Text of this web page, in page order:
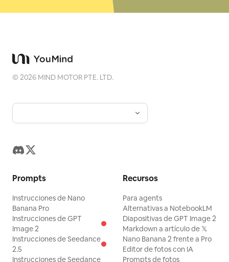
©2026 MIND MOTOR PTE. LTD.
Prompts
Instrucciones de Nano
Banana Pro
Instrucciones de GPT
Image 2
Instrucciones de Seedance
2.5
Instrucciones de Seedance
Recursos
Para agents
Alternativas a NotebookLM
Diapositivas de GPT Image 2
Markdown a artículo de 𝕏
Nano Banana 2 frente a Pro
Editor de fotos con IA
Prompts de fotos